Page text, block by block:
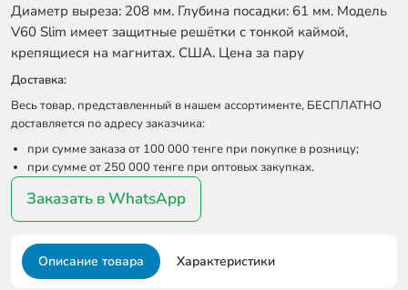
Диаметр выреза: 208 мм. Глубина посадки: 61 мм. Модель
V60 Slim имеет защитные решётки с тонкой каймой,
крепящиеся на магнитах. США. Цена за пару
Доставка:
Весь товар, представленный в нашем ассортименте, БЕСПЛАТНО
доставляется по адресу заказчика:
при сумме заказа от 100 000 тенге при покупке в розницу;
при сумме от 250 000 тенге при оптовых закупках.
Заказать в WhatsApp
Описание товара Характеристики